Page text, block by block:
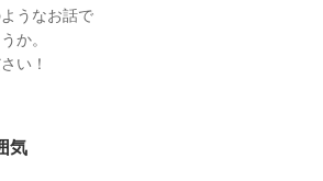
うなお話で
か。
い！
気